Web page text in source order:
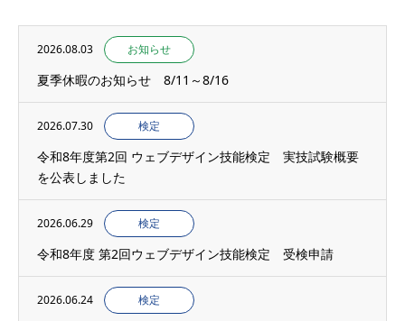
2026.08.03 お知らせ
夏季休暇のお知らせ 8/11～8/16
2026.07.30 検定
令和8年度第2回 ウェブデザイン技能検定 実技試験概要
を公表しました
2026.06.29 検定
令和8年度 第2回ウェブデザイン技能検定 受検申請
2026.06.24 検定